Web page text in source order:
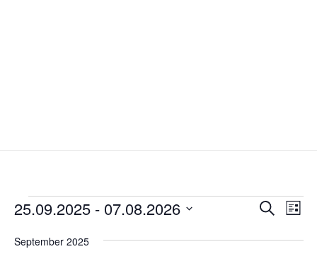
Veranstaltungen
und
SucheListe
25.09.2025 - 07.08.2026
wählen.
September 2025